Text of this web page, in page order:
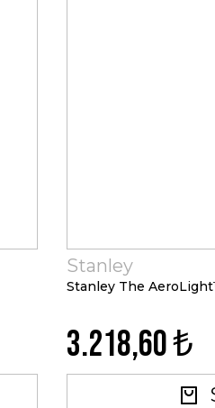
Stanley
Stanley The
3.218,60 ₺